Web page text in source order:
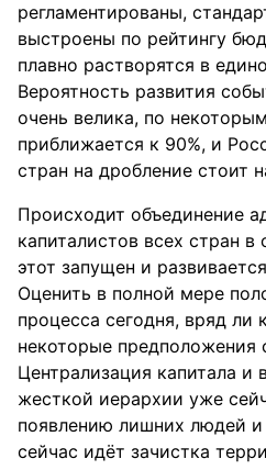
регламентированы,
выстроены по рейтингу
плавно растворятся в
Вероятность развития
очень велика, по
приближается к 90%, и
стран на дробление стоит
Происходит объединение
капиталистов всех стран
этот запущен и
Оценить в полной мере
процесса сегодня, вряд ли
некоторые предположения
Централизация капитала и
жесткой иерархии уже
появлению лишних людей и
сейчас идёт зачистка